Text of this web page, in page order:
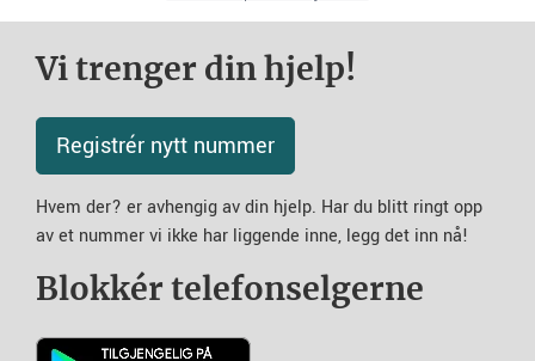
Vi trenger din hjelp!
Registrér nytt nummer
Hvem der? er avhengig av din hjelp. Har du blitt ringt opp
av et nummer vi ikke har liggende inne, legg det inn nå!
Blokkér telefonselgerne